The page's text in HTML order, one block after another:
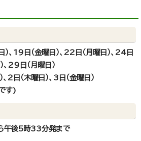
、19日（金曜日）、22日（月曜日）、24日
、29日（月曜日）
2日（木曜日）、3日（金曜日）
す)
ら午後5時33分発まで